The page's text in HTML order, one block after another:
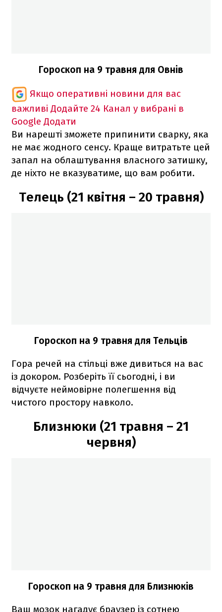
Гороскоп на 9 травня для Овнів
Якщо оперативні новини для вас
важливі Додайте 24 Канал у вибрані в
Google Додати
Ви нарешті зможете припинити сварку, яка
не має жодного сенсу. Краще витратьте цей
запал на облаштування власного затишку,
де ніхто не вказуватиме, що вам робити.
Телець (21 квітня – 20 травня)
Гороскоп на 9 травня для Тельців
Гора речей на стільці вже дивиться на вас
із докором. Розберіть її сьогодні, і ви
відчуєте неймовірне полегшення від
чистого простору навколо.
Близнюки (21 травня – 21
червня)
Гороскоп на 9 травня для Близнюків
Ваш мозок нагадує браузер із сотнею